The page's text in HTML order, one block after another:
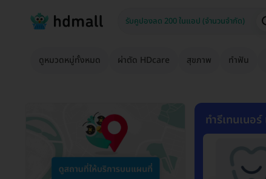
ดูหมวดหมู่ทั้งหมด ผ่าตัด HDcare สุขภาพ ทำฟัน
ทำรีเทนเนอ